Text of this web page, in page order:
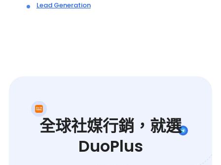
Lead Generation
全球社媒行銷，就選
DuoPlus